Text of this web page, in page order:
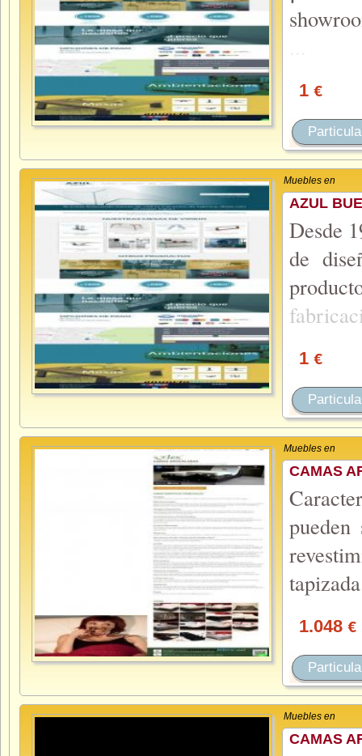
1 €
Muebles en
AZUL
Desde
de
1 €
Muebles en
CAMAS
1.048 €
Muebles en
CAMAS